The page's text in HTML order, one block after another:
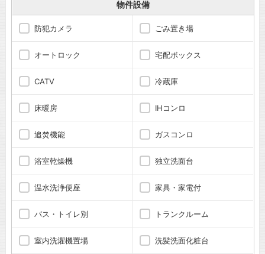
物件設備
防犯カメラ ごみ置き場
オートロック 宅配ボックス
CATV 冷蔵庫
床暖房 IHコンロ
追焚機能 ガスコンロ
浴室乾燥機 独立洗面台
温水洗浄便座 家具・家電付
バス・トイレ別 トランクルーム
室内洗濯機置場 洗髪洗面化粧台